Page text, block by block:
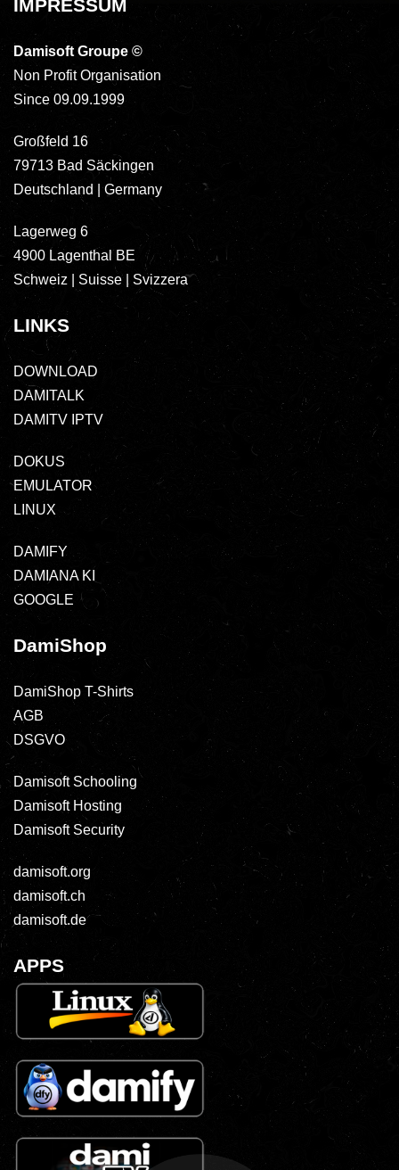
IMPRESSUM
Damisoft Groupe ©
Non Profit Organisation
Since 09.09.1999
Großfeld 16
79713 Bad Säckingen
Deutschland | Germany
Lagerweg 6
4900 Lagenthal BE
Schweiz | Suisse | Svizzera
LINKS
DOWNLOAD
DAMITALK
DAMITV IPTV
DOKUS
EMULATOR
LINUX
DAMIFY
DAMIANA KI
GOOGLE
DamiShop
DamiShop T-Shirts
AGB
DSGVO
Damisoft Schooling
Damisoft Hosting
Damisoft Security
damisoft.org
damisoft.ch
damisoft.de
APPS